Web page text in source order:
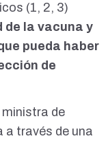
(1, 2, 3)
de la vacuna y
pueda haber
de
de
a través de una